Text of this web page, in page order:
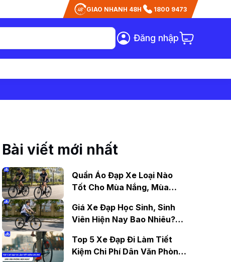
GIAO NHANH 48H 1800 9473
Đăng nhập
Bài viết mới nhất
Quần Áo Đạp Xe Loại Nào
Tốt Cho Mùa Nắng, Mùa
Giá Xe Đạp Học Sinh, Sinh
Viên Hiện Nay Bao Nhiêu?
Top 5 Xe Đạp Đi Làm Tiết
Kiệm Chi Phí Dân Văn Phòng